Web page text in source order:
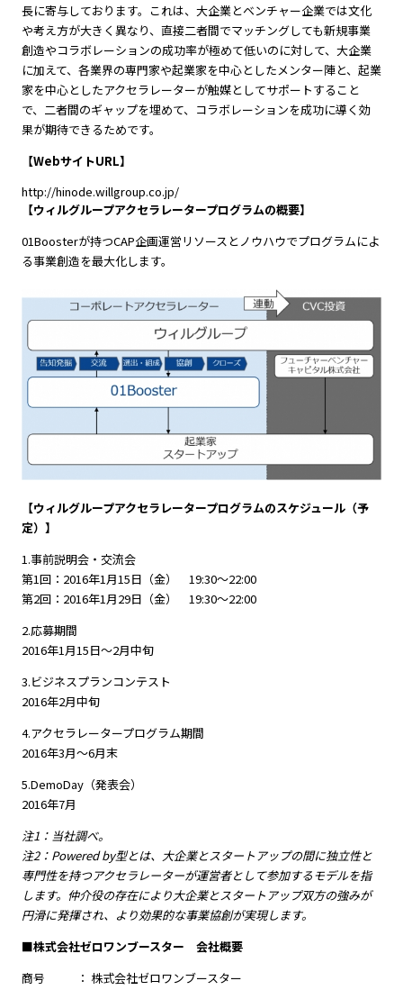
長に寄与しております。これは、大企業とベンチャー企業では文化
や考え方が大きく異なり、直接二者間でマッチングしても新規事業
創造やコラボレーションの成功率が極めて低いのに対して、大企業
に加えて、各業界の専門家や起業家を中心としたメンター陣と、起業
家を中心としたアクセラレーターが触媒としてサポートすること
で、二者間のギャップを埋めて、コラボレーションを成功に導く効
果が期待できるためです。
【WebサイトURL】
http://hinode.willgroup.co.jp/
【ウィルグループアクセラレータープログラムの概要】
01Boosterが持つCAP企画運営リソースとノウハウでプログラムによ
る事業創造を最大化します。
【ウィルグループアクセラレータープログラムのスケジュール（予
定）】
1.事前説明会・交流会
第1回：2016年1月15日（金） 19:30～22:00
第2回：2016年1月29日（金） 19:30～22:00
2.応募期間
2016年1月15日～2月中旬
3.ビジネスプランコンテスト
2016年2月中旬
4.アクセラレータープログラム期間
2016年3月～6月末
5.DemoDay（発表会）
2016年7月
注1：当社調べ。
注2：Powered by型とは、大企業とスタートアップの間に独立性と
専門性を持つアクセラレーターが運営者として参加するモデルを指
します。仲介役の存在により大企業とスタートアップ双方の強みが
円滑に発揮され、より効果的な事業協創が実現します。
■株式会社ゼロワンブースター 会社概要
商号 ： 株式会社ゼロワンブースター